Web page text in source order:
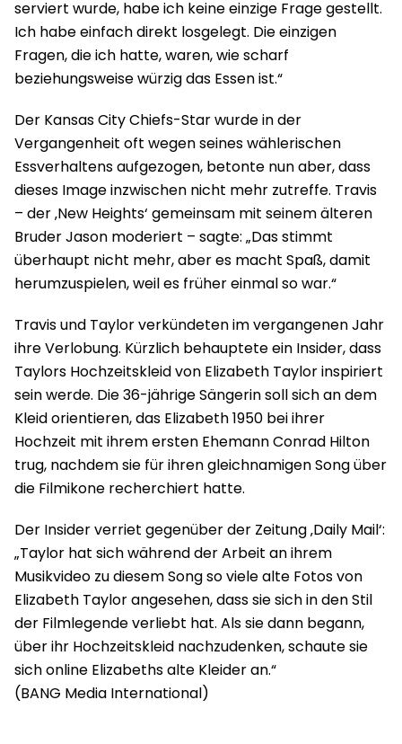
serviert wurde, habe ich keine einzige Frage gestellt.
Ich habe einfach direkt losgelegt. Die einzigen
Fragen, die ich hatte, waren, wie scharf
beziehungsweise würzig das Essen ist.“
Der Kansas City Chiefs-Star wurde in der
Vergangenheit oft wegen seines wählerischen
Essverhaltens aufgezogen, betonte nun aber, dass
dieses Image inzwischen nicht mehr zutreffe. Travis
– der ‚New Heights‘ gemeinsam mit seinem älteren
Bruder Jason moderiert – sagte: „Das stimmt
überhaupt nicht mehr, aber es macht Spaß, damit
herumzuspielen, weil es früher einmal so war.“
Travis und Taylor verkündeten im vergangenen Jahr
ihre Verlobung. Kürzlich behauptete ein Insider, dass
Taylors Hochzeitskleid von Elizabeth Taylor inspiriert
sein werde. Die 36-jährige Sängerin soll sich an dem
Kleid orientieren, das Elizabeth 1950 bei ihrer
Hochzeit mit ihrem ersten Ehemann Conrad Hilton
trug, nachdem sie für ihren gleichnamigen Song über
die Filmikone recherchiert hatte.
Der Insider verriet gegenüber der Zeitung ‚Daily Mail‘:
„Taylor hat sich während der Arbeit an ihrem
Musikvideo zu diesem Song so viele alte Fotos von
Elizabeth Taylor angesehen, dass sie sich in den Stil
der Filmlegende verliebt hat. Als sie dann begann,
über ihr Hochzeitskleid nachzudenken, schaute sie
sich online Elizabeths alte Kleider an.“